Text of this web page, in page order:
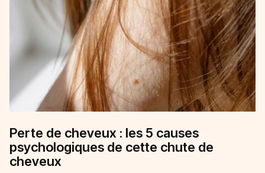
Perte de cheveux : les 5 causes
psychologiques de cette chute de
cheveux